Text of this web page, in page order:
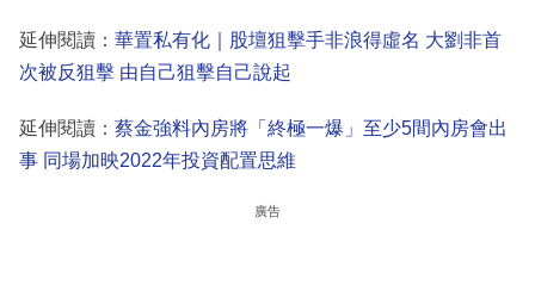
延伸閱讀： 華置私有化｜股壇狙擊手非浪得虛名 大劉非首
次被反狙擊 由自己狙擊自己說起
延伸閱讀： 蔡金強料內房將「終極一爆」至少5間內房會出
事 同場加映2022年投資配置思維
廣告